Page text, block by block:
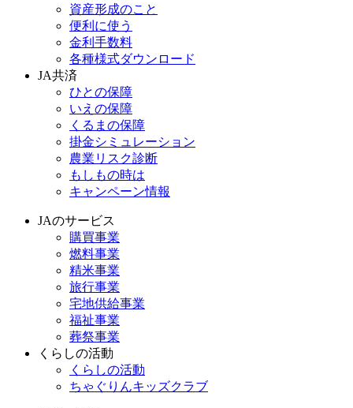
資産形成のこと
便利に使う
金利手数料
各種様式ダウンロード
JA共済
ひとの保障
いえの保障
くるまの保障
掛金シミュレーション
農業リスク診断
もしもの時は
キャンペーン情報
JAのサービス
購買事業
燃料事業
精米事業
旅行事業
宅地供給事業
福祉事業
葬祭事業
くらしの活動
くらしの活動
ちゃぐりんキッズクラブ